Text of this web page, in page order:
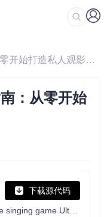
/ 低成本家庭影院DIY指南：从零开始打造私人观影空间
：从零开始
下载源代码